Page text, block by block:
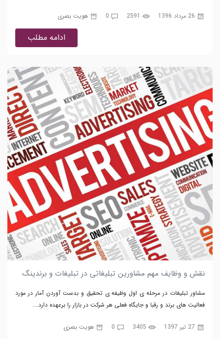
26 مرداد 1396 2591
0 هویت بصری
ادامه مطلب
نقش و وظایف مهم مشاورین تبلیغاتی در تبلیغات و برندینگ
مشاور تبلیغات در مرحله ی اول وظیفه ی تحقیق و بدست آوردن آمار در مورد
فعالیت های برند و رقبا و جایگاه فعلی هر شرکت در بازار را برعهده دارد....
27 تیر 1397 3405
0 هویت بصری